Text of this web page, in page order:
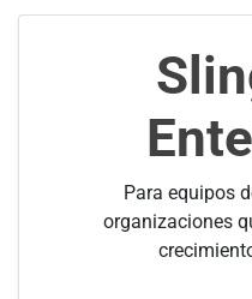
Para equipos
organizaciones